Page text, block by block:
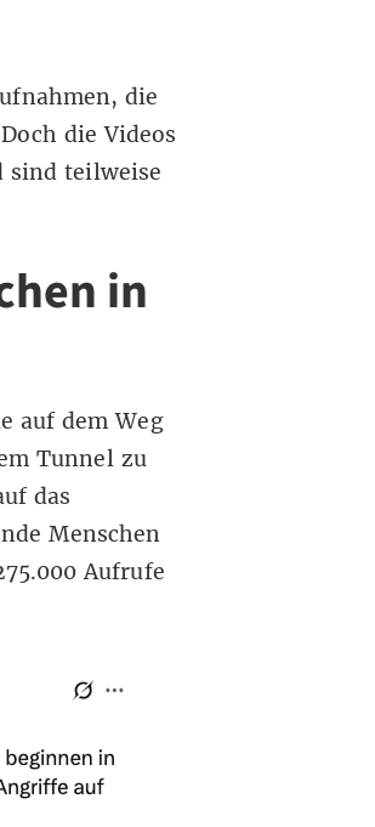
die
die Videos
sind teilweise
in
auf dem Weg
Tunnel zu
das
Menschen
Aufrufe